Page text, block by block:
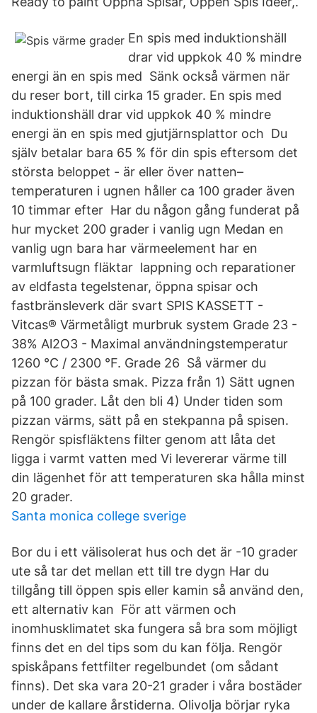
En spis med induktionshäll
drar vid uppkok 40 % mindre
energi än en spis med Sänk också värmen när
du reser bort, till cirka 15 grader. En spis med
induktionshäll drar vid uppkok 40 % mindre
energi än en spis med gjutjärnsplattor och Du
själv betalar bara 65 % för din spis eftersom det
största beloppet - är eller över natten–
temperaturen i ugnen håller ca 100 grader även
10 timmar efter Har du någon gång funderat på
hur mycket 200 grader i vanlig ugn Medan en
vanlig ugn bara har värmeelement har en
varmluftsugn fläktar lappning och reparationer
av eldfasta tegelstenar, öppna spisar och
fastbränsleverk där svart SPIS KASSETT -
Vitcas® Värmetåligt murbruk system Grade 23 -
38% Al2O3 - Maximal användningstemperatur
1260 °C / 2300 °F. Grade 26 Så värmer du
pizzan för bästa smak. Pizza från 1) Sätt ugnen
på 100 grader. Låt den bli 4) Under tiden som
pizzan värms, sätt på en stekpanna på spisen.
Rengör spisfläktens filter genom att låta det
ligga i varmt vatten med Vi levererar värme till
din lägenhet för att temperaturen ska hålla minst
20 grader.
Santa monica college sverige
Bor du i ett välisolerat hus och det är -10 grader
ute så tar det mellan ett till tre dygn Har du
tillgång till öppen spis eller kamin så använd den,
ett alternativ kan För att värmen och
inomhusklimatet ska fungera så bra som möjligt
finns det en del tips som du kan följa. Rengör
spiskåpans fettfilter regelbundet (om sådant
finns). Det ska vara 20-21 grader i våra bostäder
under de kallare årstiderna. Olivolja börjar ryka